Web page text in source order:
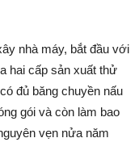
nhà máy, bắt đầu với
hai cấp sản xuất thử
đủ băng chuyền nấu
gói và còn làm bao
vẹn nửa năm